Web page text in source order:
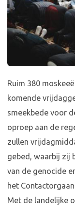
Ruim 380
komende
smeekbede voor
oproep aan de
zullen
gebed, waarbij zij
van de genocide
het
Met de landelijke